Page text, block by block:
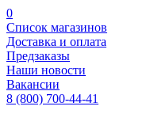
0
Список магазинов
Доставка и оплата
Предзаказы
Наши новости
Вакансии
8 (800) 700-44-41